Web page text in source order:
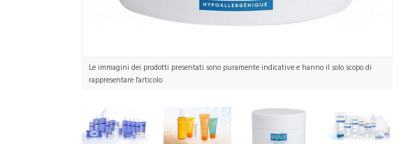
Le immagini dei prodotti presentati sono puramente indicative e hanno il solo scopo di
rappresentare l'articolo.